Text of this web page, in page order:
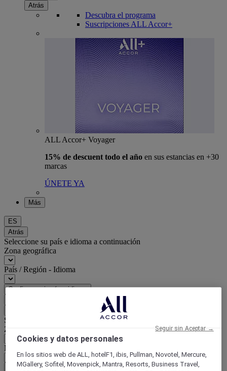
Atrás
Descubra el programa
Suscripciones ALL Accor+
ALL Accor+ Voyager
15% de descuent todo el año en sus estancias en +30
marcas
ÚNETE YA
Más
ES
Atrás
Seleccione su país e idioma a continuación
Zona geográfica
País / Región - Idioma
Confirmar mi país e idioma
Seleccione su moneda a continuación
Zona geográfica
Moneda
Confirmar mi moneda
Cookies y datos personales
En los sitios web de ALL, hotelF1, ibis, Pullman, Novotel, Mercure,
MGallery, Sofitel, Movenpick, Mantra, Resorts, Business Travel,
Seguir sin Aceptar →